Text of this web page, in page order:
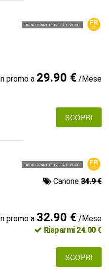
FIBRA CONNETTIVITÀ E VOCE
In promo a 29.90 €/Mese
SCOPRI
FIBRA CONNETTIVITÀ E VOCE
Canone 34.9 €
In promo a 32.90 €/Mese
Risparmi 24.00 €
SCOPRI